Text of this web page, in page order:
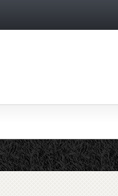
記事数が2000記事を突破し
年6月に総読者数が4万